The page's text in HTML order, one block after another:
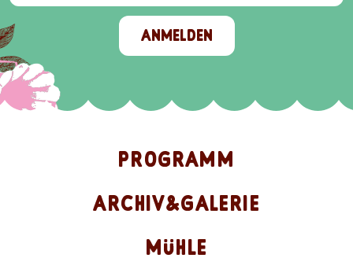
ANMELDEN
PROGRAMM
ARCHIV&GALERIE
MÜHLE